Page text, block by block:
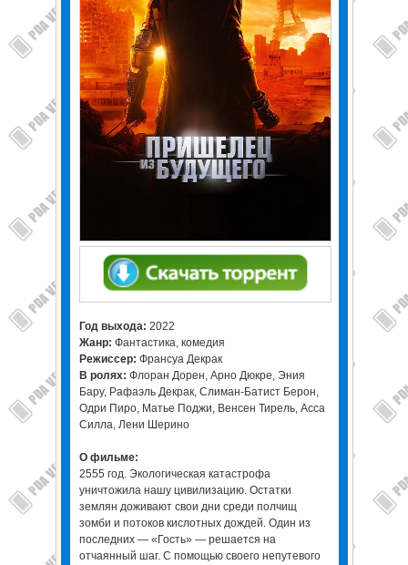
Год выхода: 2022
Жанр: Фантастика, комедия
Режиссер: Франсуа Декрак
В ролях: Флоран Дорен, Арно Дюкре, Эния
Бару, Рафаэль Декрак, Слиман-Батист Берон,
Одри Пиро, Матье Поджи, Венсен Тирель, Асса
Силла, Лени Шерино
О фильме:
2555 год. Экологическая катастрофа
уничтожила нашу цивилизацию. Остатки
землян доживают свои дни среди полчищ
зомби и потоков кислотных дождей. Один из
последних — «Гость» — решается на
отчаянный шаг. С помощью своего непутевого